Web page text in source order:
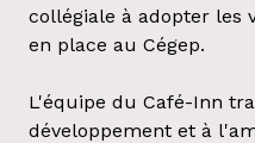
collégiale à adopter les
en place au Cégep.
L'équipe du Café-Inn
développement et à